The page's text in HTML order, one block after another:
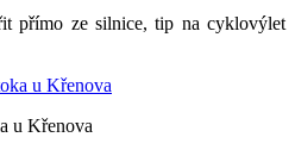
přímo ze silnice, tip na cyklovýlet
u Křenova